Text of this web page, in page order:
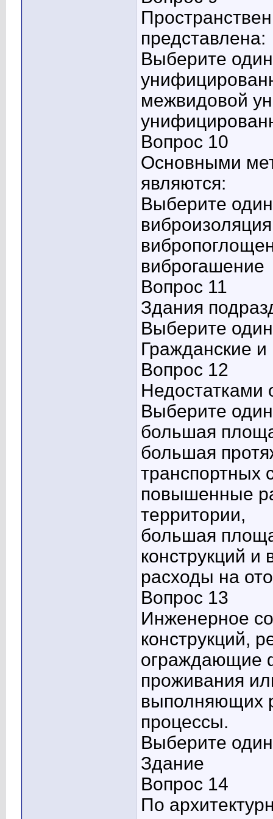
представлена:
Выберите
межвидовой
Вопрос 10
Основными
являются:
Выберите
виброизоляция
виброгашение
Вопрос 11
Здания
Выберите
Гражданские
Вопрос 12
Недостатками
Выберите
большая
большая
транспортных
повышенные
территории,
большая
конструкций и
расходы на
Вопрос 13
Инженерное
конструкций,
ограждающие
проживания
выполняющих
процессы.
Выберите
Здание
Вопрос 14
По